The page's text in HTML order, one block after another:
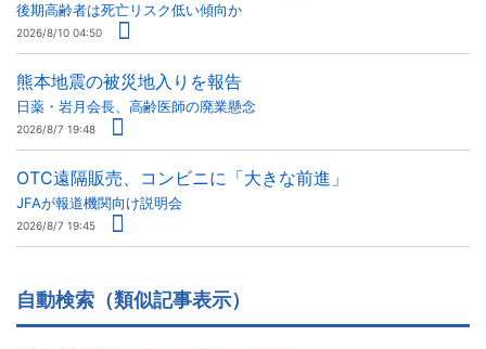
後期高齢者は死亡リスク低い傾向か
2026/8/10 04:50
熊本地震の被災地入りを報告
日薬・岩月会長、高齢医師の廃業懸念
2026/8/7 19:48
OTC遠隔販売、コンビニに「大きな前進」
JFAが報道機関向け説明会
2026/8/7 19:45
自動検索（類似記事表示）